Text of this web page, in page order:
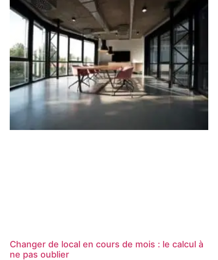
Changer de local en cours de mois : le calcul à
ne pas oublier